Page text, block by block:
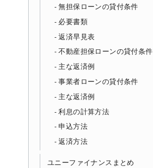
無担保ローンの貸付条件
必要書類
返済早見表
不動産担保ローンの貸付条件
主な返済例
事業者ローンの貸付条件
主な返済例
利息の計算方法
申込方法
返済方法
ユニーファイナンスまとめ